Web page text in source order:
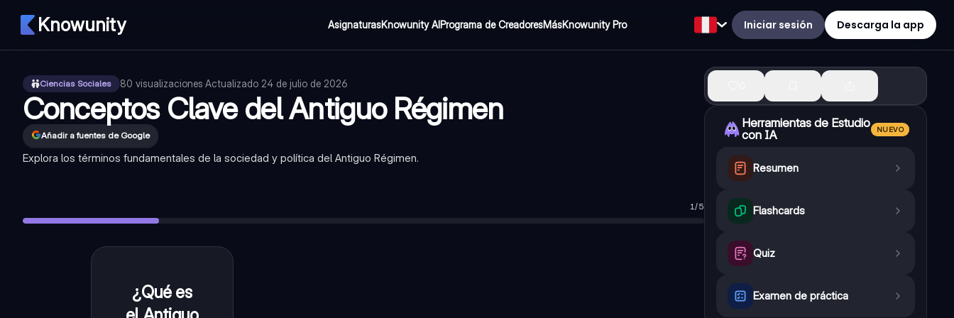
Knowunity AsignaturasKnowunity AIPrograma de CreadoresMásKnowunity Pro Iniciar sesión Descarga la app
Ciencias Sociales 80 visualizaciones·Actualizado 24 de julio de 2026
Conceptos Clave del Antiguo Régimen
Añadir a fuentes de Google
Explora los términos fundamentales de la sociedad y política del Antiguo Régimen.
1/5
¿Qué es
Sistema
político, social
Sistema político, social y económico de Europa antes de la Revolución Francesa, caracterizado por monarquía absoluta y sociedad estamental.
¿Qué significa 'sociedad estamental'?
Organización social dividida en grupos cerrados (estamentos) con derechos y deberes diferentes, definidos por nacimiento.
¿Quiénes formaban el estamento del Clero?
¿Quiénes formaban el estamento de la Nobleza?
Familias con títulos y privilegios hereditarios, como no pagar impuestos y ocupar altos cargos.
Herramientas de Estudio
con IA
NUEVO
Resumen
Flashcards
Quiz
Examen de práctica